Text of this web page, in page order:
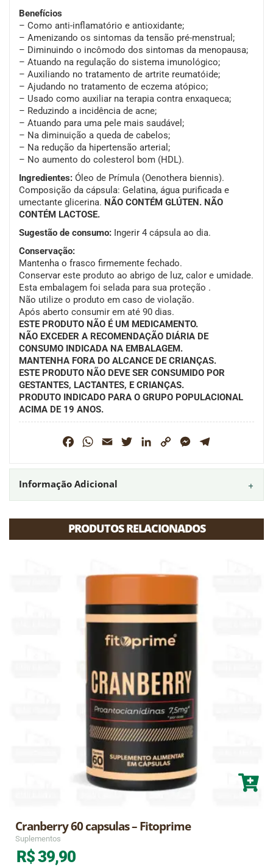
Benefícios
– Como anti-inflamatório e antioxidante;
– Amenizando os sintomas da tensão pré-menstrual;
– Diminuindo o incômodo dos sintomas da menopausa;
– Atuando na regulação do sistema imunológico;
– Auxiliando no tratamento de artrite reumatóide;
– Ajudando no tratamento de eczema atópico;
– Usado como auxiliar na terapia contra enxaqueca;
– Reduzindo a incidência de acne;
– Atuando para uma pele mais saudável;
– Na diminuição a queda de cabelos;
– Na redução da hipertensão arterial;
– No aumento do colesterol bom (HDL).
Ingredientes: Óleo de Prímula (Oenothera biennis).
Composição da cápsula: Gelatina, água purificada e
umectante glicerina. NÃO CONTÉM GLÚTEN. NÃO
CONTÉM LACTOSE.
Sugestão de consumo: Ingerir 4 cápsula ao dia.
Conservação:
Mantenha o frasco firmemente fechado.
Conservar este produto ao abrigo de luz, calor e umidade.
Esta embalagem foi selada para sua proteção .
Não utilize o produto em caso de violação.
Após aberto consumir em até 90 dias.
ESTE PRODUTO NÃO É UM MEDICAMENTO.
NÃO EXCEDER A RECOMENDAÇÃO DIÁRIA DE
CONSUMO INDICADA NA EMBALAGEM.
MANTENHA FORA DO ALCANCE DE CRIANÇAS.
ESTE PRODUTO NÃO DEVE SER CONSUMIDO POR
GESTANTES, LACTANTES, E CRIANÇAS.
PRODUTO INDICADO PARA O GRUPO POPULACIONAL
ACIMA DE 19 ANOS.
FacebookWhatsApp
Email TwitterLinkedIn
Copy
Messenger
Informação Adicional
PRODUTOS RELACIONADOS
Cranberry 60 capsulas – Fitoprime
Suplementos
R$39,90